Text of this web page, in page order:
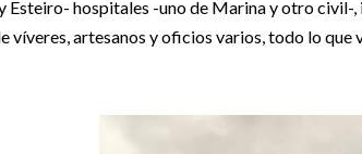
Esteiro- hospitales -uno de Marina y otro civil-
víveres, artesanos y oficios varios, todo lo